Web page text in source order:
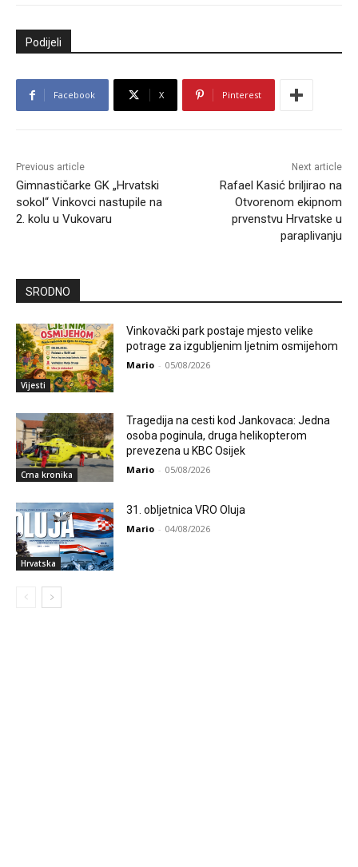
Podijeli
Facebook X Pinterest
Previous article
Gimnastičarke GK „Hrvatski
sokol“ Vinkovci nastupile na
2. kolu u Vukovaru
Next article
Rafael Kasić briljirao na
Otvorenom ekipnom
prvenstvu Hrvatske u
paraplivanju
SRODNO
Vijesti
Vinkovački park postaje mjesto velike
potrage za izgubljenim ljetnim osmijehom
Mario - 05/08/2026
Crna kronika
Tragedija na cesti kod Jankovaca: Jedna
osoba poginula, druga helikopterom
prevezena u KBC Osijek
Mario - 05/08/2026
Hrvatska
31. obljetnica VRO Oluja
Mario - 04/08/2026